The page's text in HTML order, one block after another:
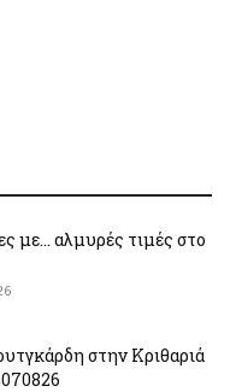
με… αλμυρές τιμές στο
στην Κριθαριά